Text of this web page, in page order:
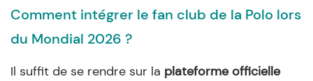
Comment intégrer le fan club de la Polo lors
du Mondial 2026 ?
Il suffit de se rendre sur la plateforme officielle